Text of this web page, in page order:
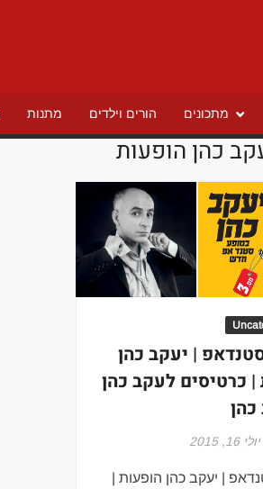
מתכונים הורים וילדים מתנות
כהן הופעות
| יעקב כהן
| כרטיסים לעקב כהן
יולי 16, 2015
| יעקב כהן הופעות |